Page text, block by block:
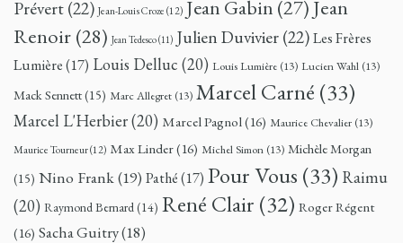
Prévert(22) Jean-Louis Croze (12) Jean Gabin (27) Jean
Renoir (28) Jean Tedesco(11) Julien Duvivier(22)Les Frères
Lumière(17) Louis Delluc (20) Louis Lumière (13) Lucien Wahl (13)
Mack Sennett(15) Marc Allegret (13) Marcel Carné (33)
Marcel L'Herbier(20) Marcel Pagnol(16) Maurice Chevalier (13)
Maurice Tourneur(12) Max Linder(16) Michel Simon (13) Michèle Morgan
(15) Nino Frank(19) Pathé(17) Pour Vous (33) Raimu
(20) Raymond Bernard(14) René Clair (32) Roger Régent
(16) Sacha Guitry(18)